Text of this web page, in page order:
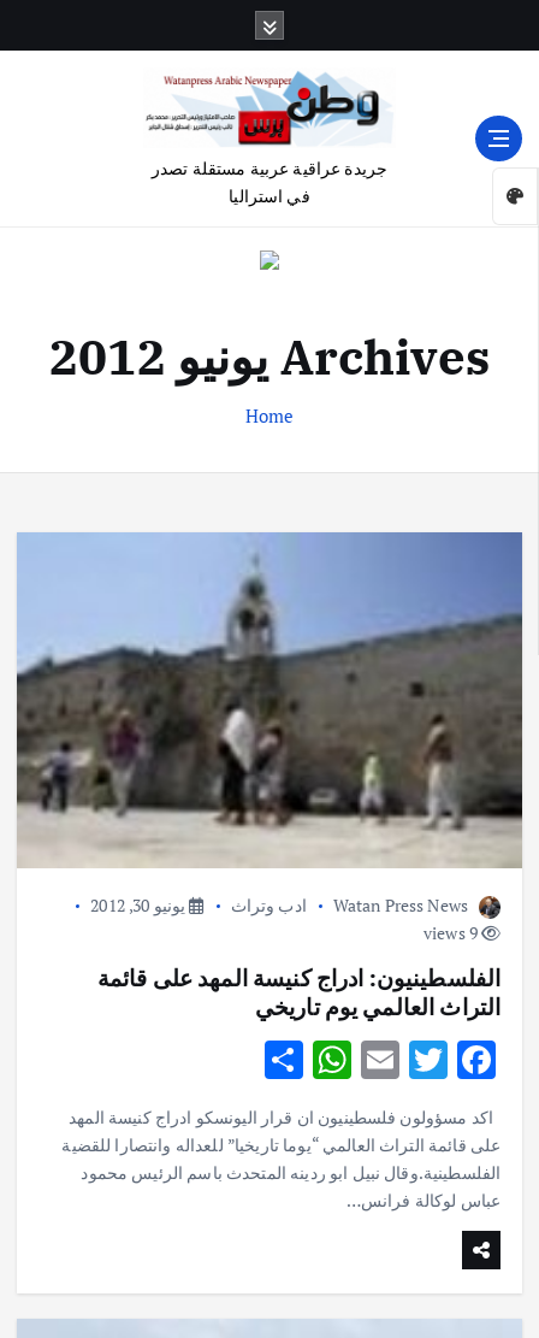
جريدة عراقية عربية مستقلة تصدر
في استراليا
Archives يونيو 2012
Home
Watan Press News ادب وتراث
يونيو 30, 2012
9 views
الفلسطينيون: ادراج كنيسة المهد على قائمة
التراث العالمي يوم تاريخي
F
ac
e
b
o
k
T
w
it
te
r
E
m
ai
l
W
h
at
s
p
S
h
ar
e
اكد مسؤولون فلسطينيون ان قرار اليونسكو ادراج كنيسة المهد
على قائمة التراث العالمي “يوما تاريخيا” للعداله وانتصارا للقضية
الفلسطينية.وقال نبيل ابو ردينه المتحدث باسم الرئيس محمود
عباس لوكالة فرانس…